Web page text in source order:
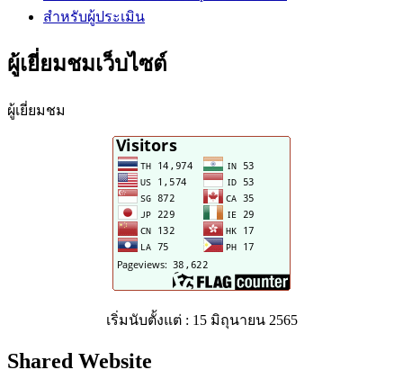
สำหรับผู้ประเมิน
ผู้เยี่ยมชมเว็บไซต์
ผู้เยี่ยมชม
เริ่มนับตั้งแต่ : 15 มิถุนายน 2565
Shared Website